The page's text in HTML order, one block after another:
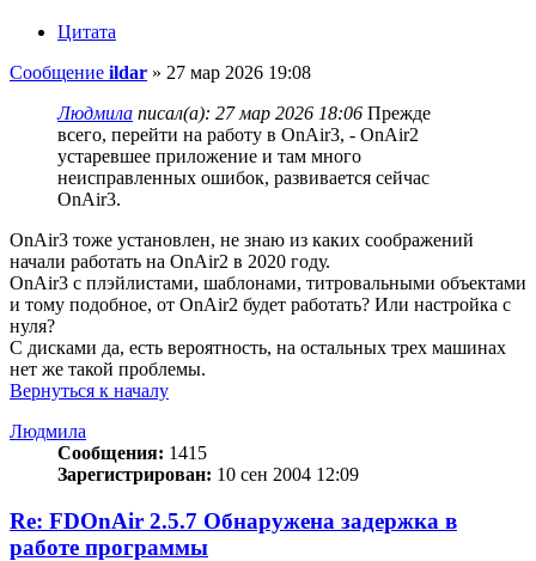
Цитата
Сообщение ildar » 27 мар 2026 19:08
Людмила писал(а): 27 мар 2026 18:06 Прежде
всего, перейти на работу в OnAir3, - OnAir2
устаревшее приложение и там много
неисправленных ошибок, развивается сейчас
OnAir3.
OnAir3 тоже установлен, не знаю из каких соображений
начали работать на OnAir2 в 2020 году.
OnAir3 с плэйлистами, шаблонами, титровальными объектами
и тому подобное, от OnAir2 будет работать? Или настройка с
нуля?
С дисками да, есть вероятность, на остальных трех машинах
нет же такой проблемы.
Вернуться к началу
Людмила
Сообщения: 1415
Зарегистрирован: 10 сен 2004 12:09
Re: FDOnAir 2.5.7 Обнаружена задержка в
работе программы